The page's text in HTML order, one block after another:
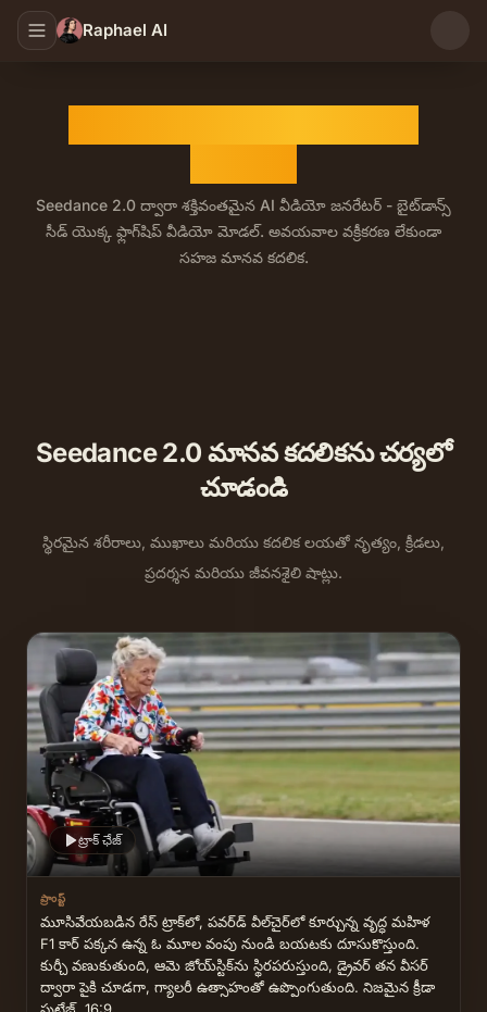
Raphael AI
Seedance 2.0 ద్వారా శక్తివంతమైన AI వీడియో జనరేటర్ - బైట్‌డాన్స్
సీడ్ యొక్క ఫ్లాగ్‌షిప్ వీడియో మోడల్. అవయవాల వక్రీకరణ లేకుండా
సహజ మానవ కదలిక.
Seedance 2.0 మానవ కదలికను చర్యలో
చూడండి
స్థిరమైన శరీరాలు, ముఖాలు మరియు కదలిక లయతో నృత్యం, క్రీడలు,
ప్రదర్శన మరియు జీవనశైలి షాట్లు.
ట్రాక్ ఛేజ్
ప్రాంప్ట్
మూసివేయబడిన రేస్ ట్రాక్‌లో, పవర్‌డ్ వీల్‌చైర్‌లో కూర్చున్న వృద్ధ మహిళ
F1 కార్ పక్కన ఉన్న ఓ మూల వంపు నుండి బయటకు దూసుకొస్తుంది.
కుర్చీ వణుకుతుంది, ఆమె జోయ్‌స్టిక్‌ను స్థిరపరుస్తుంది, డ్రైవర్ తన వీసర్
ద్వారా పైకి చూడగా, గ్యాలరీ ఉత్సాహంతో ఉప్పొంగుతుంది. నిజమైన క్రీడా